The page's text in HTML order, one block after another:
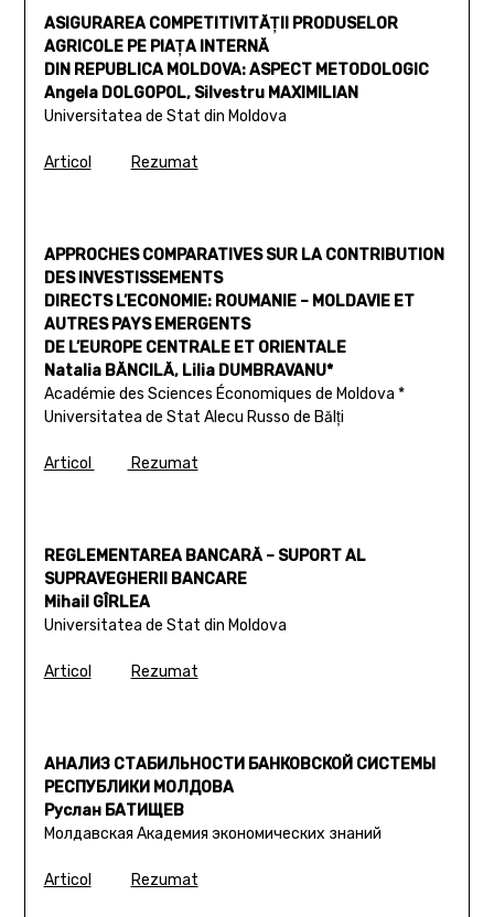
ASIGURAREA COMPETITIVITĂŢII PRODUSELOR
AGRICOLE PE PIAŢA INTERNĂ
DIN REPUBLICA MOLDOVA: ASPECT METODOLOGIC
Angela DOLGOPOL, Silvestru MAXIMILIAN
Universitatea de Stat din Moldova
Articol Rezumat
APPROCHES COMPARATIVES SUR LA CONTRIBUTION
DES INVESTISSEMENTS
DIRECTS L’ECONOMIE: ROUMANIE – MOLDAVIE ET
AUTRES PAYS EMERGENTS
DE L’EUROPE CENTRALE ET ORIENTALE
Natalia BĂNCILĂ, Lilia DUMBRAVANU*
Académie des Sciences Économiques de Moldova *
Universitatea de Stat Alecu Russo de Bălţi
Articol Rezumat
REGLEMENTAREA BANCARĂ – SUPORT AL
SUPRAVEGHERII BANCARE
Mihail GÎRLEA
Universitatea de Stat din Moldova
Articol Rezumat
АНАЛИЗ СТАБИЛЬНОСТИ БАНКОВСКОЙ СИСТЕМЫ
РЕСПУБЛИКИ МОЛДОВА
Руслан БАТИЩЕВ
Молдавская Академия экономических знаний
Articol Rezumat